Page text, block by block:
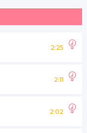
2:25
2:11
2:02